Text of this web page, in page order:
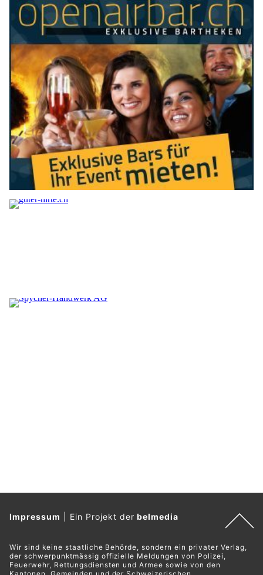
Impressum Ein Projekt derbelmedia
Wir sind keine staatliche Behörde, sondern ein privater Verlag,
der schwerpunktmässig offizielle Meldungen von Polizei,
Feuerwehr, Rettungsdiensten und Armee sowie von den